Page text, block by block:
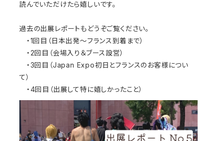
読んでいただけたら嬉しいです。
過去の出展レポートもどうぞご覧ください。
・1回目（日本出発～フランス到着まで）
・2回目（会場入り＆ブース設営）
・3回目（Japan Expo初日とフランスのお客様につい
て）
・4回目（出展して特に嬉しかったこと）